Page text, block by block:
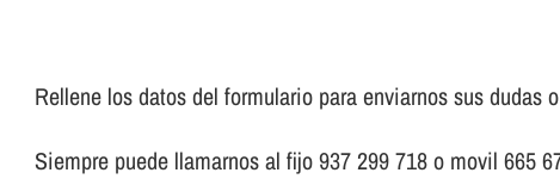
Rellene los datos del formulario para enviarnos sus
Siempre puede llamarnos al fijo 937 299 718 o movil 665